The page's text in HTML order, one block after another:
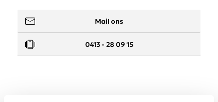
Mail ons
0413 - 28 09 15